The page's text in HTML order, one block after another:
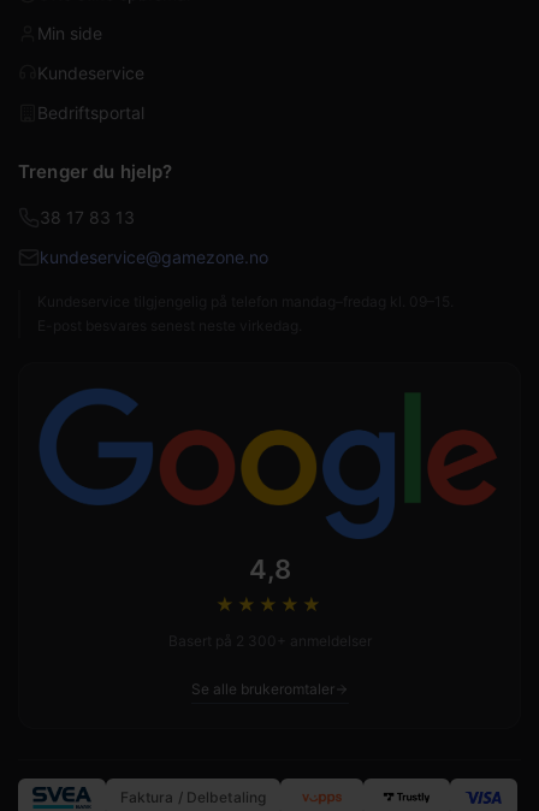
Min side
Kundeservice
Bedriftsportal
Trenger du hjelp?
38 17 83 13
kundeservice@gamezone.no
4,8
★★★★ ★
Se alle brukeromtaler
Faktura / Delbetaling